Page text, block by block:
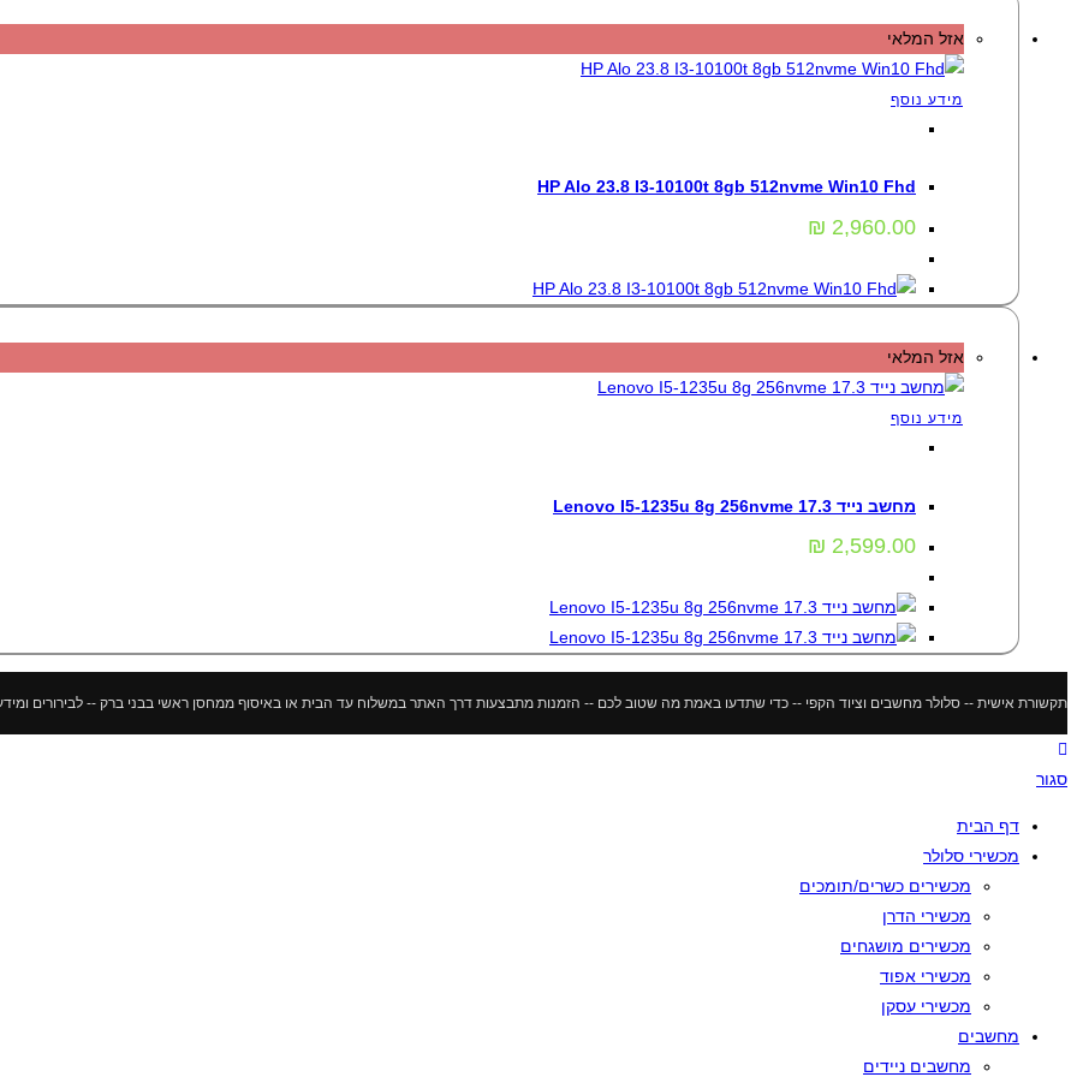
אזל המלאי
מידע נוסף
HP Alo 23.8 I3-10100t 8gb 512nvme Win10 Fhd
₪ 2,960.00
אזל המלאי
מידע נוסף
מחשב נייד Lenovo I5-1235u 8g 256nvme 17.3
₪ 2,599.00
תקשורת אישית -- סלולר מחשבים וציוד הקפי -- כדי שתדעו באמת מה שטוב לכם -- הזמנות מתבצעות דרך האתר במשלוח עד הבית או באיסוף ממחסן ראשי בבני ברק -- לבירורים ומידע נוסף 052-500-10-10
סגור
דף הבית
מכשירי סלולר
מכשירים כשרים/תומכים
מכשירי הדרן
מכשירים מושגחים
מכשירי אפוד
מכשירי עסקן
מחשבים
מחשבים ניידים